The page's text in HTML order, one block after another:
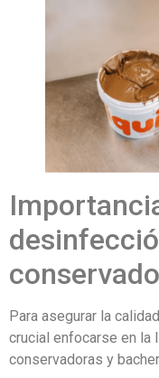
Para asegurar la
crucial enfocarse en la
conservadoras y